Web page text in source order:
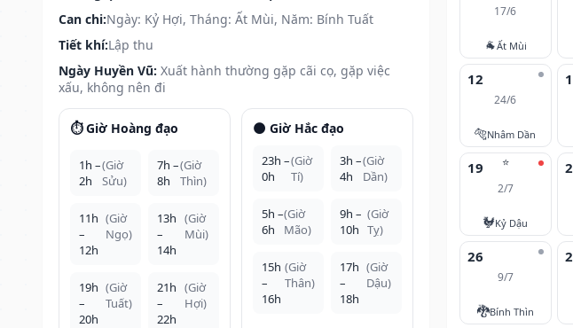
Can chi:Ngày: Kỷ Hợi, Tháng: Ất Mùi, Năm: Bính Tuất
Tiết khí:Lập thu
Ngày Huyền Vũ: Xuất hành thường gặp cãi cọ, gặp việc
xấu, không nên đi
⏱️ Giờ Hoàng đạo
1h –
2h
(Giờ
Sửu)
7h –
8h
(Giờ
Thìn)
11h
–
12h
(Giờ
Ngọ)
13h
–
14h
(Giờ
Mùi)
19h
–
20h
(Giờ
Tuất)
21h
–
22h
(Giờ
Hợi)
🌑 Giờ Hắc đạo
23h –
0h
(Giờ
Tí)
3h –
4h
(Giờ
Dần)
5h –
6h
(Giờ
Mão)
9h –
10h
(Giờ
Tỵ)
15h
–
16h
(Giờ
Thân)
17h
–
18h
(Giờ
Dậu)
17/6
🐐Ất Mùi
12
24/6
🐅Nhâm Dần
⭐
19
2/7
🐓Kỷ Dậu
26
9/7
🐉Bính Thìn